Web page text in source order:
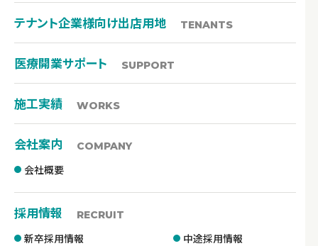
テナント企業様向け出店用地 TENANTS
医療開業サポート SUPPORT
施工実績 WORKS
会社案内 COMPANY
会社概要
採用情報 RECRUIT
新卒採用情報 中途採用情報